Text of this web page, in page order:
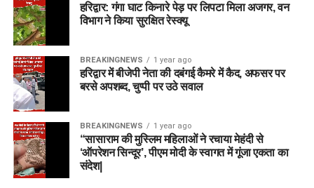
हरिद्वार: गंगा घाट किनारे पेड़ पर लिपटा मिला अजगर, वन
विभाग ने किया सुरक्षित रेस्क्यू
BREAKINGNEWS 1 year ago
हरिद्वार में बीजेपी नेता की दबंगई कैमरे में कैद, अफसर पर
बरसे अपशब्द, चुप्पी पर उठे सवाल
BREAKINGNEWS 1 year ago
“सासाराम की मुस्लिम महिलाओं ने रचाया मेहंदी से
‘ऑपरेशन सिन्दूर’, पीएम मोदी के स्वागत में गूंजा एकता का
संदेश|